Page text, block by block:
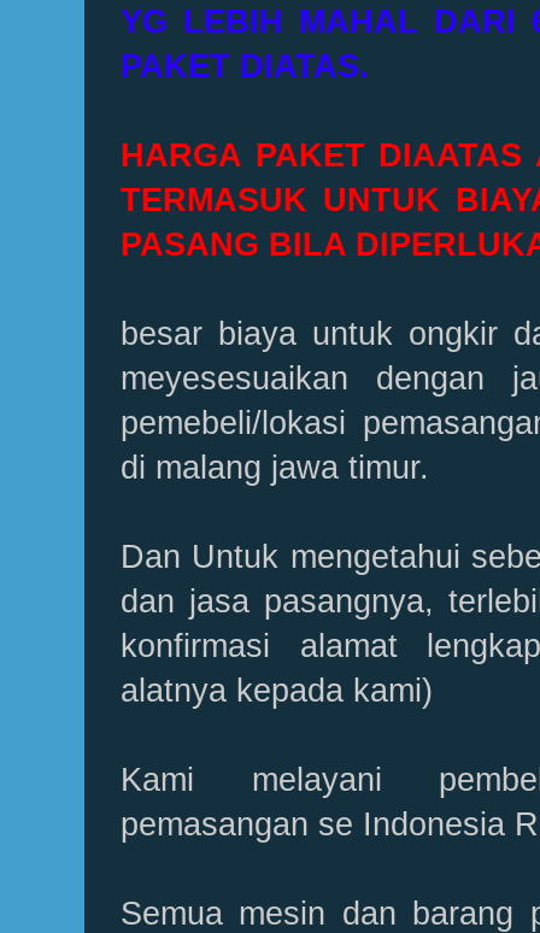
YG LEBIH MAHAL DARI
PAKET DIATAS.
HARGA PAKET
TERMASUK UNTUK
PASANG BILA
besar biaya untuk ongkir
meyesesuaikan dengan
pemebeli/lokasi
di malang jawa timur.
Dan Untuk mengetahui
dan jasa pasangnya,
konfirmasi alamat
alatnya kepada kami)
Kami melayani
pemasangan se Indonesia
Semua mesin dan barang